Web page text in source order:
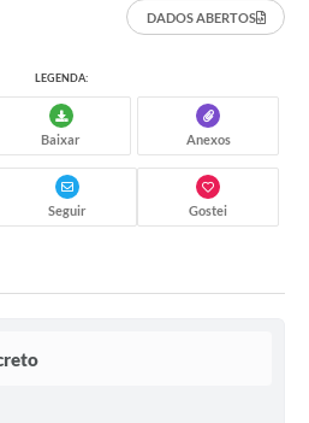
DADOS ABERTOS
LEGENDA:
Baixar Anexos
Seguir Gostei